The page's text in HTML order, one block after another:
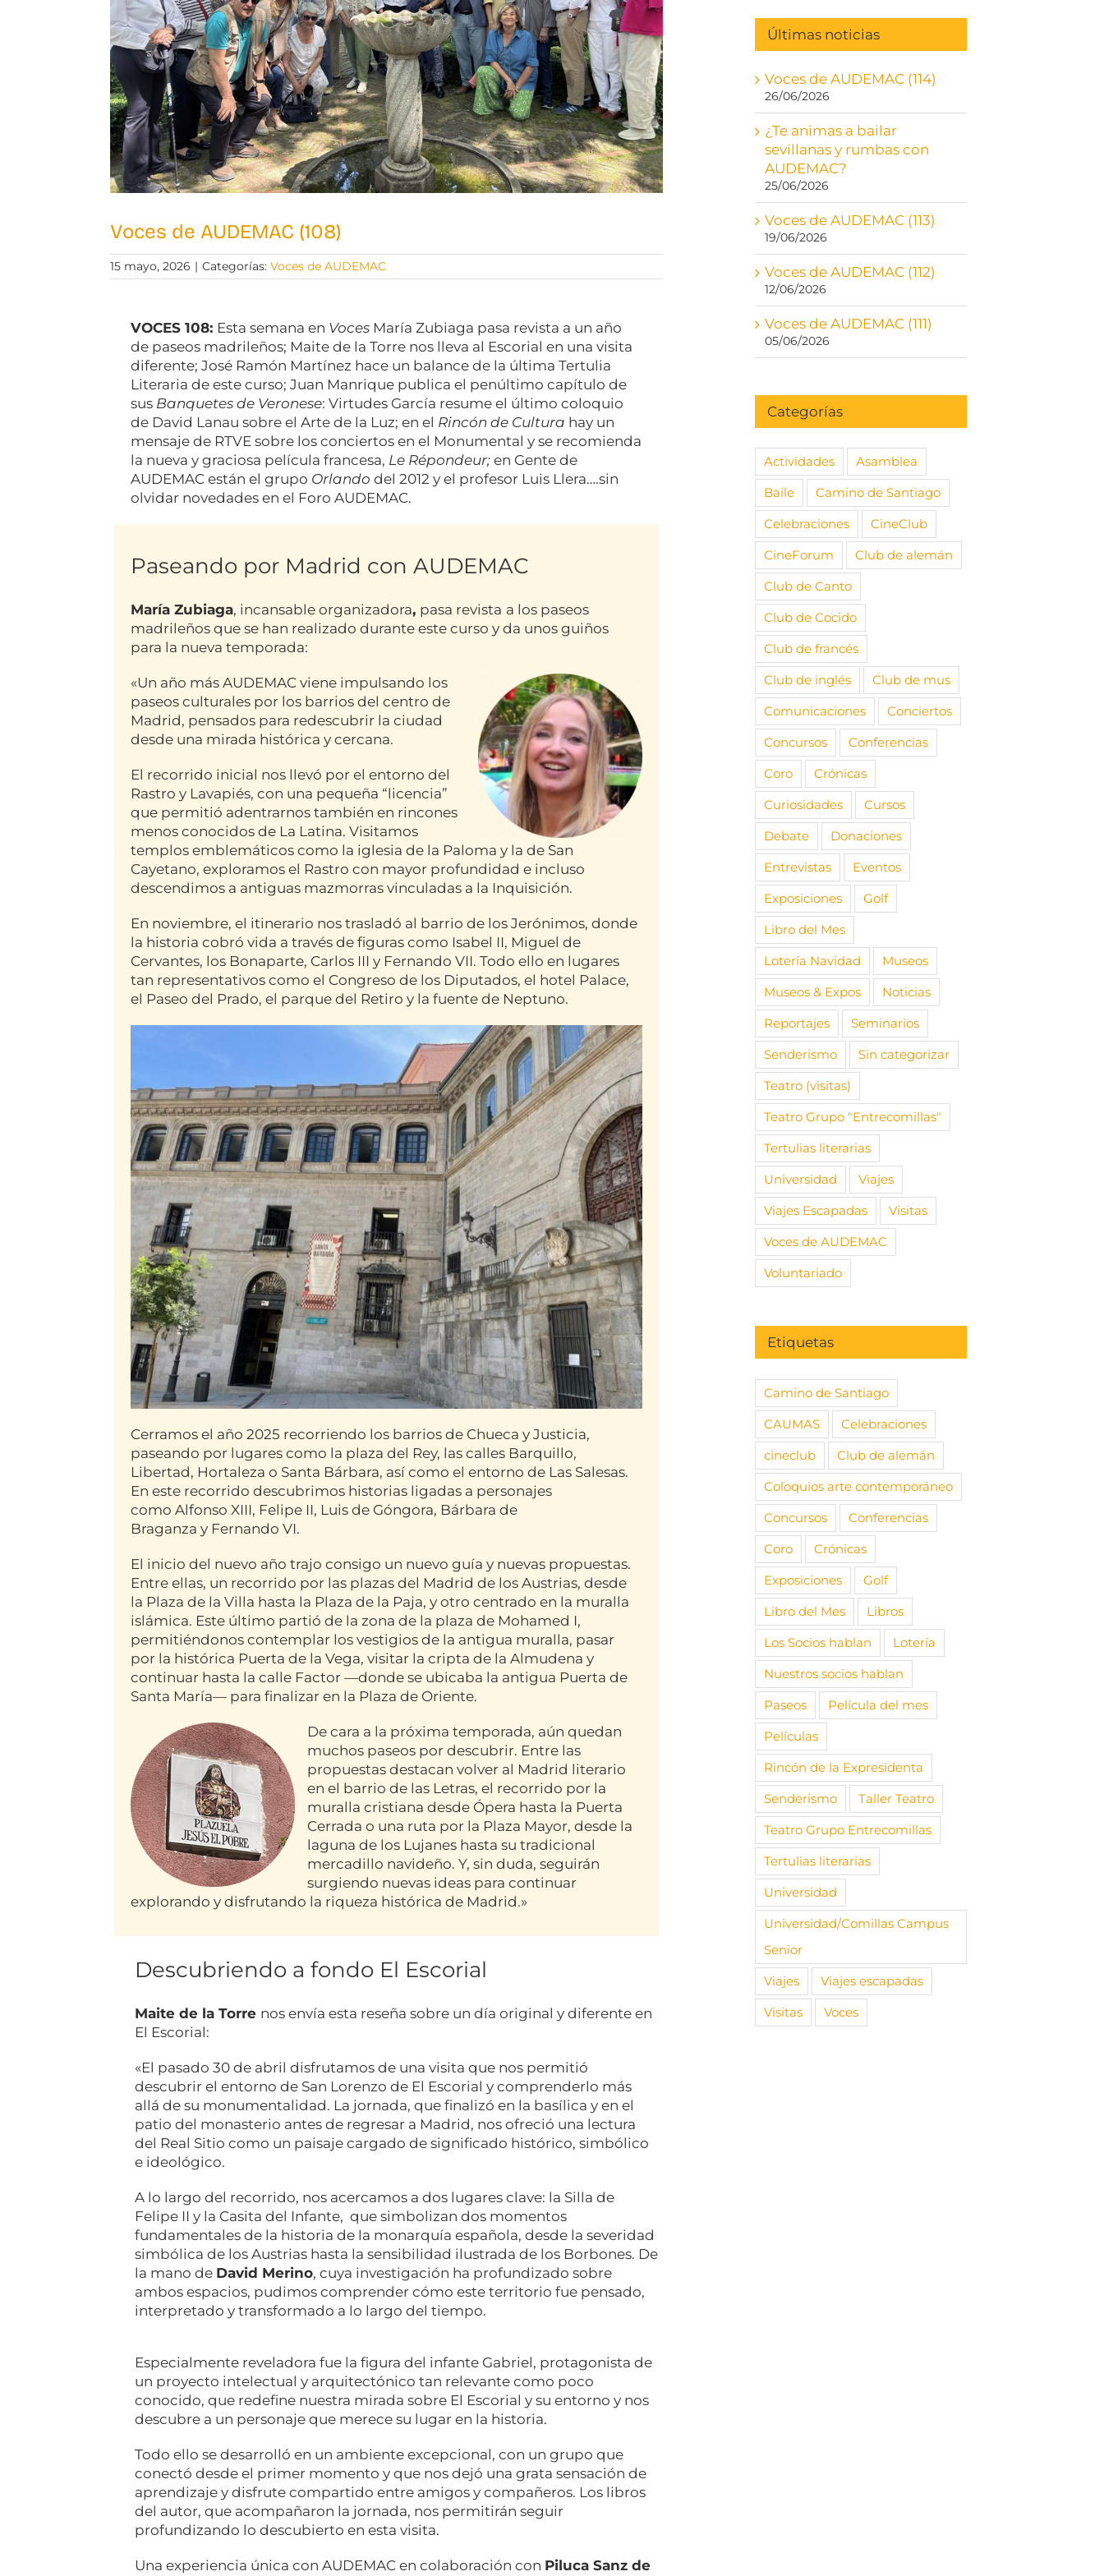
Voces de AUDEMAC (108)
15 mayo, 2026 | Categorías:Voces de AUDEMAC
VOCES 108: Esta semana en Voces María Zubiaga pasa revista a un año
de paseos madrileños; Maite de la Torre nos lleva al Escorial en una visita
diferente; José Ramón Martínez hace un balance de la última Tertulia
Literaria de este curso; Juan Manrique publica el penúltimo capítulo de
sus Banquetes de Veronese: Virtudes García resume el último coloquio
de David Lanau sobre el Arte de la Luz; en el Rincón de Cultura hay un
mensaje de RTVE sobre los conciertos en el Monumental y se recomienda
la nueva y graciosa película francesa, Le Répondeur;en Gente de
AUDEMAC están el grupo Orlandodel 2012 y el profesor Luis Llera….sin
olvidar novedades en el Foro AUDEMAC.
Paseando por Madrid con AUDEMAC
María Zubiaga, incansable organizadora, pasa revista a los paseos
madrileños que se han realizado durante este curso y da unos guiños
para la nueva temporada:
«Un año más AUDEMAC viene impulsando los
paseos culturales por los barrios del centro de
Madrid, pensados para redescubrir la ciudad
desde una mirada histórica y cercana.
El recorrido inicial nos llevó por el entorno del
Rastro y Lavapiés, con una pequeña “licencia”
que permitió adentrarnos también en rincones
menos conocidos de La Latina. Visitamos
templos emblemáticos como la iglesia de la Paloma y la de San
Cayetano, exploramos el Rastro con mayor profundidad e incluso
descendimos a antiguas mazmorras vinculadas a la Inquisición.
En noviembre, el itinerario nos trasladó al barrio de los Jerónimos, donde
la historia cobró vida a través de figuras como Isabel II, Miguel de
Cervantes, los Bonaparte, Carlos III y Fernando VII. Todo ello en lugares
tan representativos como el Congreso de los Diputados, el hotel Palace,
el Paseo del Prado, el parque del Retiro y la fuente de Neptuno.
Cerramos el año 2025 recorriendo los barrios de Chueca y Justicia,
paseando por lugares como la plaza del Rey, las calles Barquillo,
Libertad, Hortaleza o Santa Bárbara, así como el entorno de Las Salesas.
En este recorrido descubrimos historias ligadas a personajes
como Alfonso XIII, Felipe II, Luis de Góngora, Bárbara de
Braganza y Fernando VI.
El inicio del nuevo año trajo consigo un nuevo guía y nuevas propuestas.
Entre ellas, un recorrido por las plazas del Madrid de los Austrias, desde
la Plaza de la Villa hasta la Plaza de la Paja, y otro centrado en la muralla
islámica. Este último partió de la zona de la plaza de Mohamed I,
permitiéndonos contemplar los vestigios de la antigua muralla, pasar
por la histórica Puerta de la Vega, visitar la cripta de la Almudena y
continuar hasta la calle Factor —donde se ubicaba la antigua Puerta de
Santa María— para finalizar en la Plaza de Oriente.
De cara a la próxima temporada, aún quedan
muchos paseos por descubrir. Entre las
propuestas destacan volver al Madrid literario
en el barrio de las Letras, el recorrido por la
muralla cristiana desde Ópera hasta la Puerta
Cerrada o una ruta por la Plaza Mayor, desde la
laguna de los Lujanes hasta su tradicional
mercadillo navideño. Y, sin duda, seguirán
surgiendo nuevas ideas para continuar
explorando y disfrutando la riqueza histórica de Madrid.»
Descubriendo a fondo El Escorial
Maite de la Torre nos envía esta reseña sobre un día original y diferente en
El Escorial:
«El pasado 30 de abril disfrutamos de una visita que nos permitió
descubrir el entorno de San Lorenzo de El Escorial y comprenderlo más
allá de su monumentalidad. La jornada, que finalizó en la basílica y en el
patio del monasterio antes de regresar a Madrid, nos ofreció una lectura
del Real Sitio como un paisaje cargado de significado histórico, simbólico
e ideológico.
A lo largo del recorrido, nos acercamos a dos lugares clave: la Silla de
Felipe II y la Casita del Infante, que simbolizan dos momentos
fundamentales de la historia de la monarquía española, desde la severidad
simbólica de los Austrias hasta la sensibilidad ilustrada de los Borbones. De
la mano de David Merino, cuya investigación ha profundizado sobre
ambos espacios, pudimos comprender cómo este territorio fue pensado,
interpretado y transformado a lo largo del tiempo.
Especialmente reveladora fue la figura del infante Gabriel, protagonista de
un proyecto intelectual y arquitectónico tan relevante como poco
conocido, que redefine nuestra mirada sobre El Escorial y su entorno y nos
descubre a un personaje que merece su lugar en la historia.
Todo ello se desarrolló en un ambiente excepcional, con un grupo que
conectó desde el primer momento y que nos dejó una grata sensación de
aprendizaje y disfrute compartido entre amigos y compañeros. Los libros
del autor, que acompañaron la jornada, nos permitirán seguir
profundizando lo descubierto en esta visita.
Una experiencia única con AUDEMAC en colaboración con Piluca Sanz de
Últimas noticias
Voces de AUDEMAC (114)
26/06/2026
¿Te animas a bailar
sevillanas y rumbas con
AUDEMAC?
25/06/2026
Voces de AUDEMAC (113)
19/06/2026
Voces de AUDEMAC (112)
12/06/2026
Voces de AUDEMAC (111)
05/06/2026
Categorías
Actividades
Asamblea
Baile
Camino de Santiago
Celebraciones
CineClub
CineForum
Club de alemán
Club de Canto
Club de Cocido
Club de francés
Club de inglés
Club de mus
Comunicaciones
Conciertos
Concursos
Conferencias
Coro
Crónicas
Curiosidades
Cursos
Debate
Donaciones
Entrevistas
Eventos
Exposiciones
Golf
Libro del Mes
Lotería Navidad
Museos
Museos & Expos
Noticias
Reportajes
Seminarios
Senderismo
Sin categorizar
Teatro (visitas)
Teatro Grupo "Entrecomillas"
Tertulias literarias
Universidad
Viajes
Viajes Escapadas
Visitas
Voces de AUDEMAC
Voluntariado
Etiquetas
Camino de Santiago
CAUMAS
Celebraciones
cineclub
Club de alemán
Coloquios arte contemporáneo
Concursos
Conferencias
Coro
Crónicas
Exposiciones
Golf
Libro del Mes
Libros
Los Socios hablan
Lotería
Nuestros socios hablan
Paseos
Película del mes
Películas
Rincón de la Expresidenta
Senderismo
Taller Teatro
Teatro Grupo Entrecomillas
Tertulias literarias
Universidad
Universidad/Comillas Campus
Senior
Viajes
Viajes escapadas
Visitas
Voces